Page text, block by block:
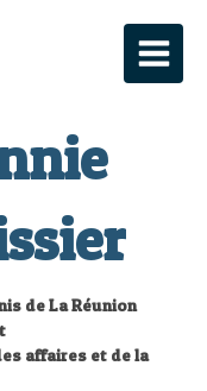
de La Réunion
affaires et de la